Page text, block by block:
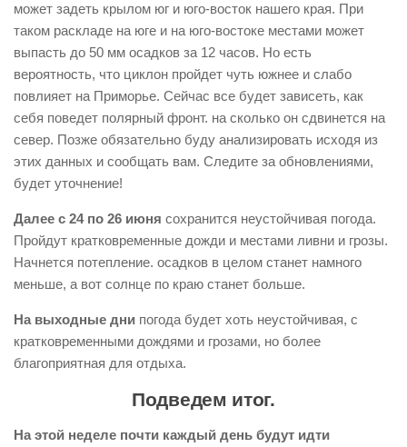
может задеть крылом юг и юго-восток нашего края. При
таком раскладе на юге и на юго-востоке местами может
выпасть до 50 мм осадков за 12 часов. Но есть
вероятность, что циклон пройдет чуть южнее и слабо
повлияет на Приморье. Сейчас все будет зависеть, как
себя поведет полярный фронт. на сколько он сдвинется на
север. Позже обязательно буду анализировать исходя из
этих данных и сообщать вам. Следите за обновлениями,
будет уточнение!
Далее с 24 по 26 июня сохранится неустойчивая погода.
Пройдут кратковременные дожди и местами ливни и грозы.
Начнется потепление. осадков в целом станет намного
меньше, а вот солнце по краю станет больше.
На выходные дни погода будет хоть неустойчивая, с
кратковременными дождями и грозами, но более
благоприятная для отдыха.
Подведем итог.
На этой неделе почти каждый день будут идти